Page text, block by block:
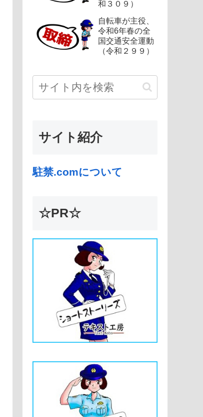
和３０９）
自転車が主役、
令和6年春の全
国交通安全運動
（令和２９９）
サイト紹介
駐禁.comについて
☆PR☆